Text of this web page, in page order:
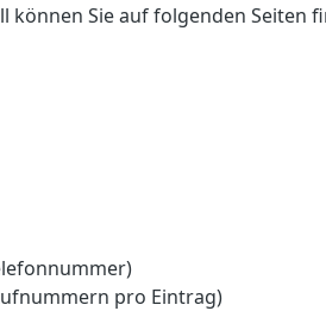
Sie auf folgenden Seiten
pro Eintrag)